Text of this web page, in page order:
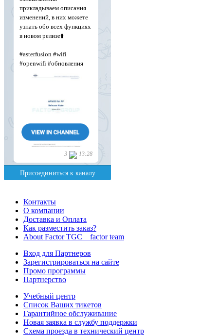
Контакты
О компании
Доставка и Оплата
Как разместить заказ?
About Factor TGC _ factor team
Вход для Партнеров
Зарегистрироваться на сайте
Промо программы
Партнерство
Учебный центр
Список Ваших тикетов
Гарантийное обслуживание
Новая заявка в службу поддержки
Схема проезда в технический центр